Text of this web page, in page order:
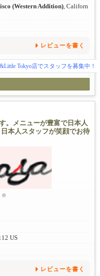
(Western Addition), Californ
レビューを書く
Tokyo店でスタッフを募集中！
。メニューが豊富で日本人
本人スタッフが笑顔でお待
US
レビューを書く